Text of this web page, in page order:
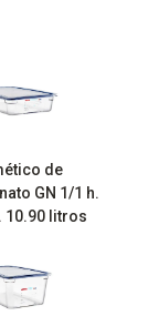
de
GN 1/1 h.
10.90 litros